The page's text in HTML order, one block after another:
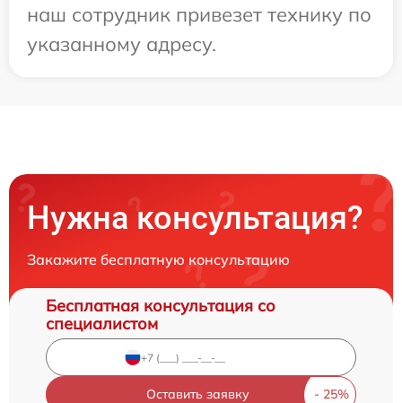
наш сотрудник привезет технику по
указанному адресу.
Нужна консультация?
Закажите бесплатную консультацию
Бесплатная консультация со
специалистом
Оставить заявку